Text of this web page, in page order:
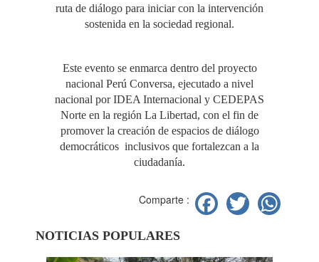
ruta de diálogo para iniciar con la intervención
sostenida en la sociedad regional.
Este evento se enmarca dentro del proyecto
nacional Perú Conversa, ejecutado a nivel
nacional por IDEA Internacional y CEDEPAS
Norte en la región La Libertad, con el fin de
promover la creación de espacios de diálogo
democráticos inclusivos que fortalezcan a la
ciudadanía.
Comparte : Facebook
Twitter
NOTICIAS POPULARES